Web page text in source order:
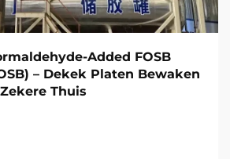
Added FOSB
– Dekek Platen Bewaken
Thuis